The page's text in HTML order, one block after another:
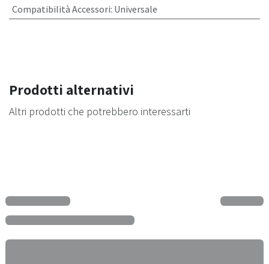
Compatibilità Accessori: Universale
Prodotti alternativi
Altri prodotti che potrebbero interessarti